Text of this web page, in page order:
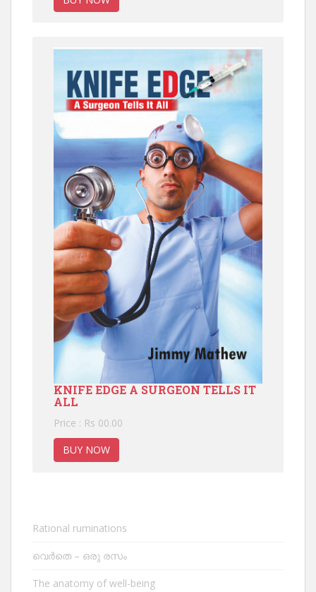
KNIFE EDGE A SURGEON TELLS IT
ALL
Price : Rs 00.00
BUY NOW
Rational ruminations
വെർതെ – ഒരു രസം
The anatomy of well-being